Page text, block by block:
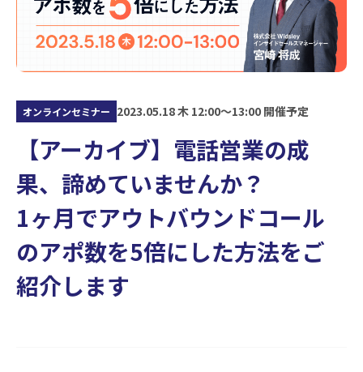
オンラインセミナー 2023.05.18 木 12:00〜13:00 開催予定
【アーカイブ】電話営業の成
果、諦めていませんか？
1ヶ月でアウトバウンドコール
のアポ数を5倍にした方法をご
紹介します